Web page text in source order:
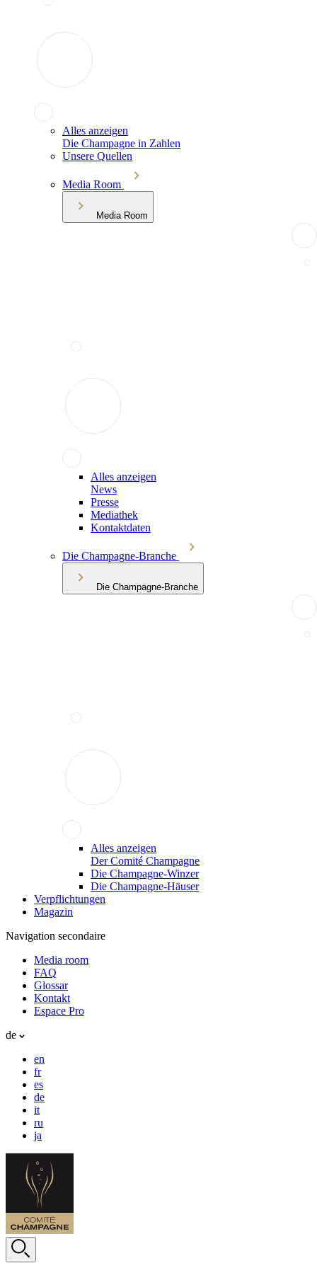
Alles anzeigen
Die Champagne in Zahlen
Unsere Quellen
Media Room
Media Room
Alles anzeigen
News
Presse
Mediathek
Kontaktdaten
Die Champagne-Branche
Die Champagne-Branche
Alles anzeigen
Der Comité Champagne
Die Champagne-Winzer
Die Champagne-Häuser
Verpflichtungen
Magazin
Navigation secondaire
Media room
FAQ
Glossar
Kontakt
Espace Pro
de
en
fr
es
de
it
ru
ja